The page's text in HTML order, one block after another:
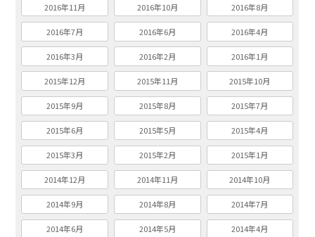
2016年11月 2016年10月 2016年8月
2016年7月 2016年6月 2016年4月
2016年3月 2016年2月 2016年1月
2015年12月 2015年11月 2015年10月
2015年9月 2015年8月 2015年7月
2015年6月 2015年5月 2015年4月
2015年3月 2015年2月 2015年1月
2014年12月 2014年11月 2014年10月
2014年9月 2014年8月 2014年7月
2014年6月 2014年5月 2014年4月